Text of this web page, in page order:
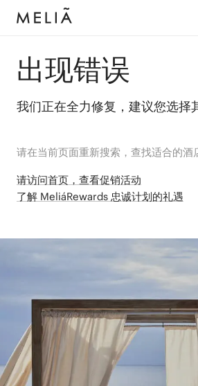
出现错误
我们正在全力修复，建议您选择
请在当前页面重新搜索，查找适合的酒
请访问首页，查看促销活动
了解 MeliáRewards 忠诚计划的礼遇